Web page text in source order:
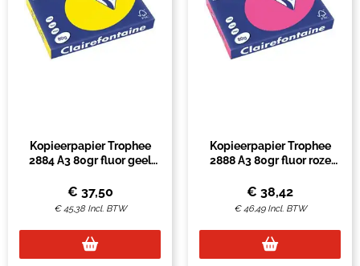
Kopieerpapier Trophee
2884 A3 80gr fluor geel
€ 37,50
€45,38 Incl. BTW
Kopieerpapier Trophee
2888 A3 80gr fluor roze
€ 38,42
€46,49 Incl. BTW